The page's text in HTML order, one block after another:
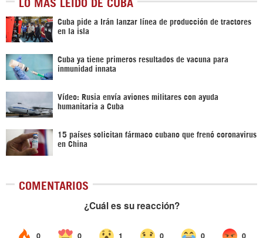
LO MÁS LEÍDO DE CUBA
Cuba pide a Irán lanzar línea de producción de tractores
en la isla
Cuba ya tiene primeros resultados de vacuna para
inmunidad innata
Vídeo: Rusia envía aviones militares con ayuda
humanitaria a Cuba
15 países solicitan fármaco cubano que frenó coronavirus
en China
COMENTARIOS